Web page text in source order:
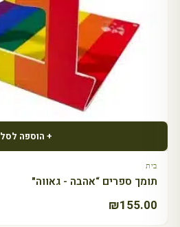
+ הוספה לסל
בית
תומך ספרים “אהבה - גאווה"
₪155.00